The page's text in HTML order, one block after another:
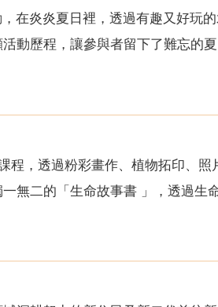
在炎炎夏日裡，透過有趣又好玩的
動歷程，讓參與者留下了難忘的
程，透過粉彩畫作、植物拓印、照
無二的「生命故事書 」，透過生